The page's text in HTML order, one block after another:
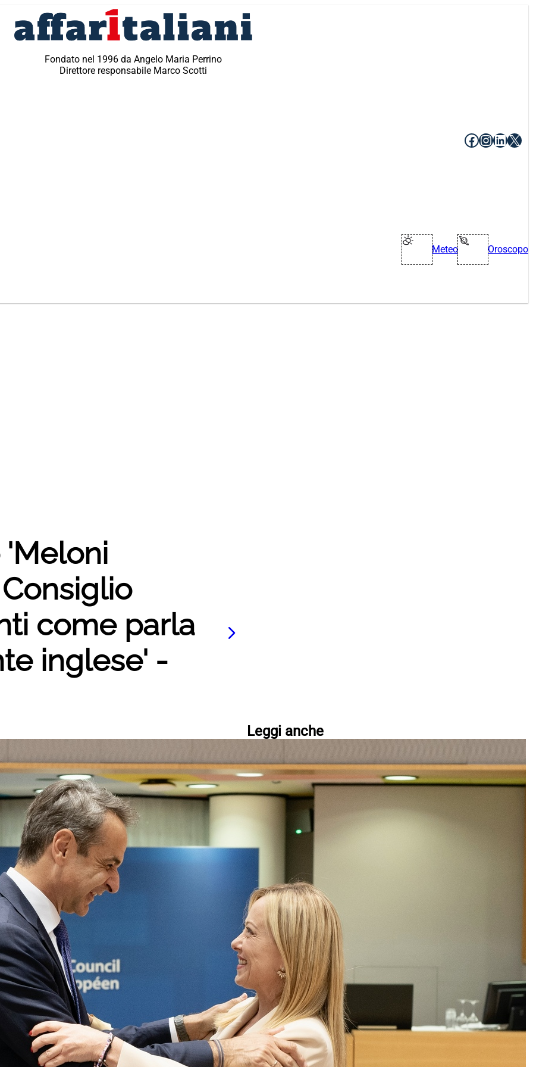
Fondato nel 1996 da Angelo Maria Perrino
Direttore responsabile Marco Scotti
Facebook
X
Meteo Oroscopo
'Meloni
come parla
inglese' -
Leggi anche
Miura SV e Nespoli: Lamborghini
guarda allo spazio
Ciclosporiasi, ci sono rischi anche